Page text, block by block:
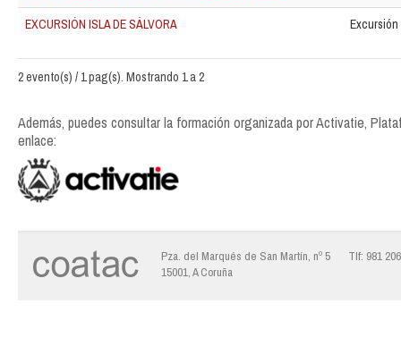
EXCURSIÓN ISLA DE SÁLVORA Excursión
2 evento(s) / 1 pag(s). Mostrando 1 a 2
Además, puedes consultar la formación organizada por Activatie,
enlace:
Pza. del Marqués de San Martín, nº 5
15001, A Coruña
Tlf: 981